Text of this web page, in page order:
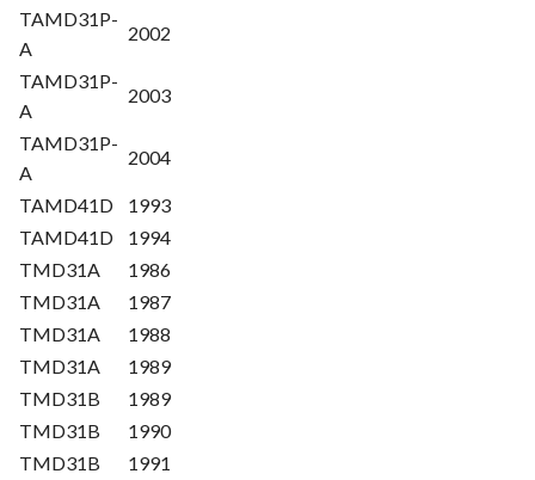
TAMD31P-
A
2002
TAMD31P-
A
2003
TAMD31P-
A
2004
TAMD41D
1993
TAMD41D
1994
TMD31A
1986
TMD31A
1987
TMD31A
1988
TMD31A
1989
TMD31B
1989
TMD31B
1990
TMD31B
1991